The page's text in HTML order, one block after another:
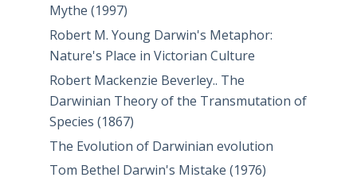
Mythe (1997)
Robert M. Young Darwin's Metaphor:
Nature's Place in Victorian Culture
Robert Mackenzie Beverley.. The
Darwinian Theory of the Transmutation of
Species (1867)
The Evolution of Darwinian evolution
Tom Bethel Darwin's Mistake (1976)